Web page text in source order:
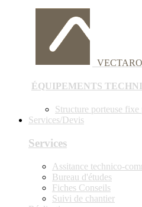
ÉQUIPEMENTS
Structure porteuse
Services/Devis
Services
Assitance technico-
Bureau d'études
Fiches Conseils
Suivi de chantier